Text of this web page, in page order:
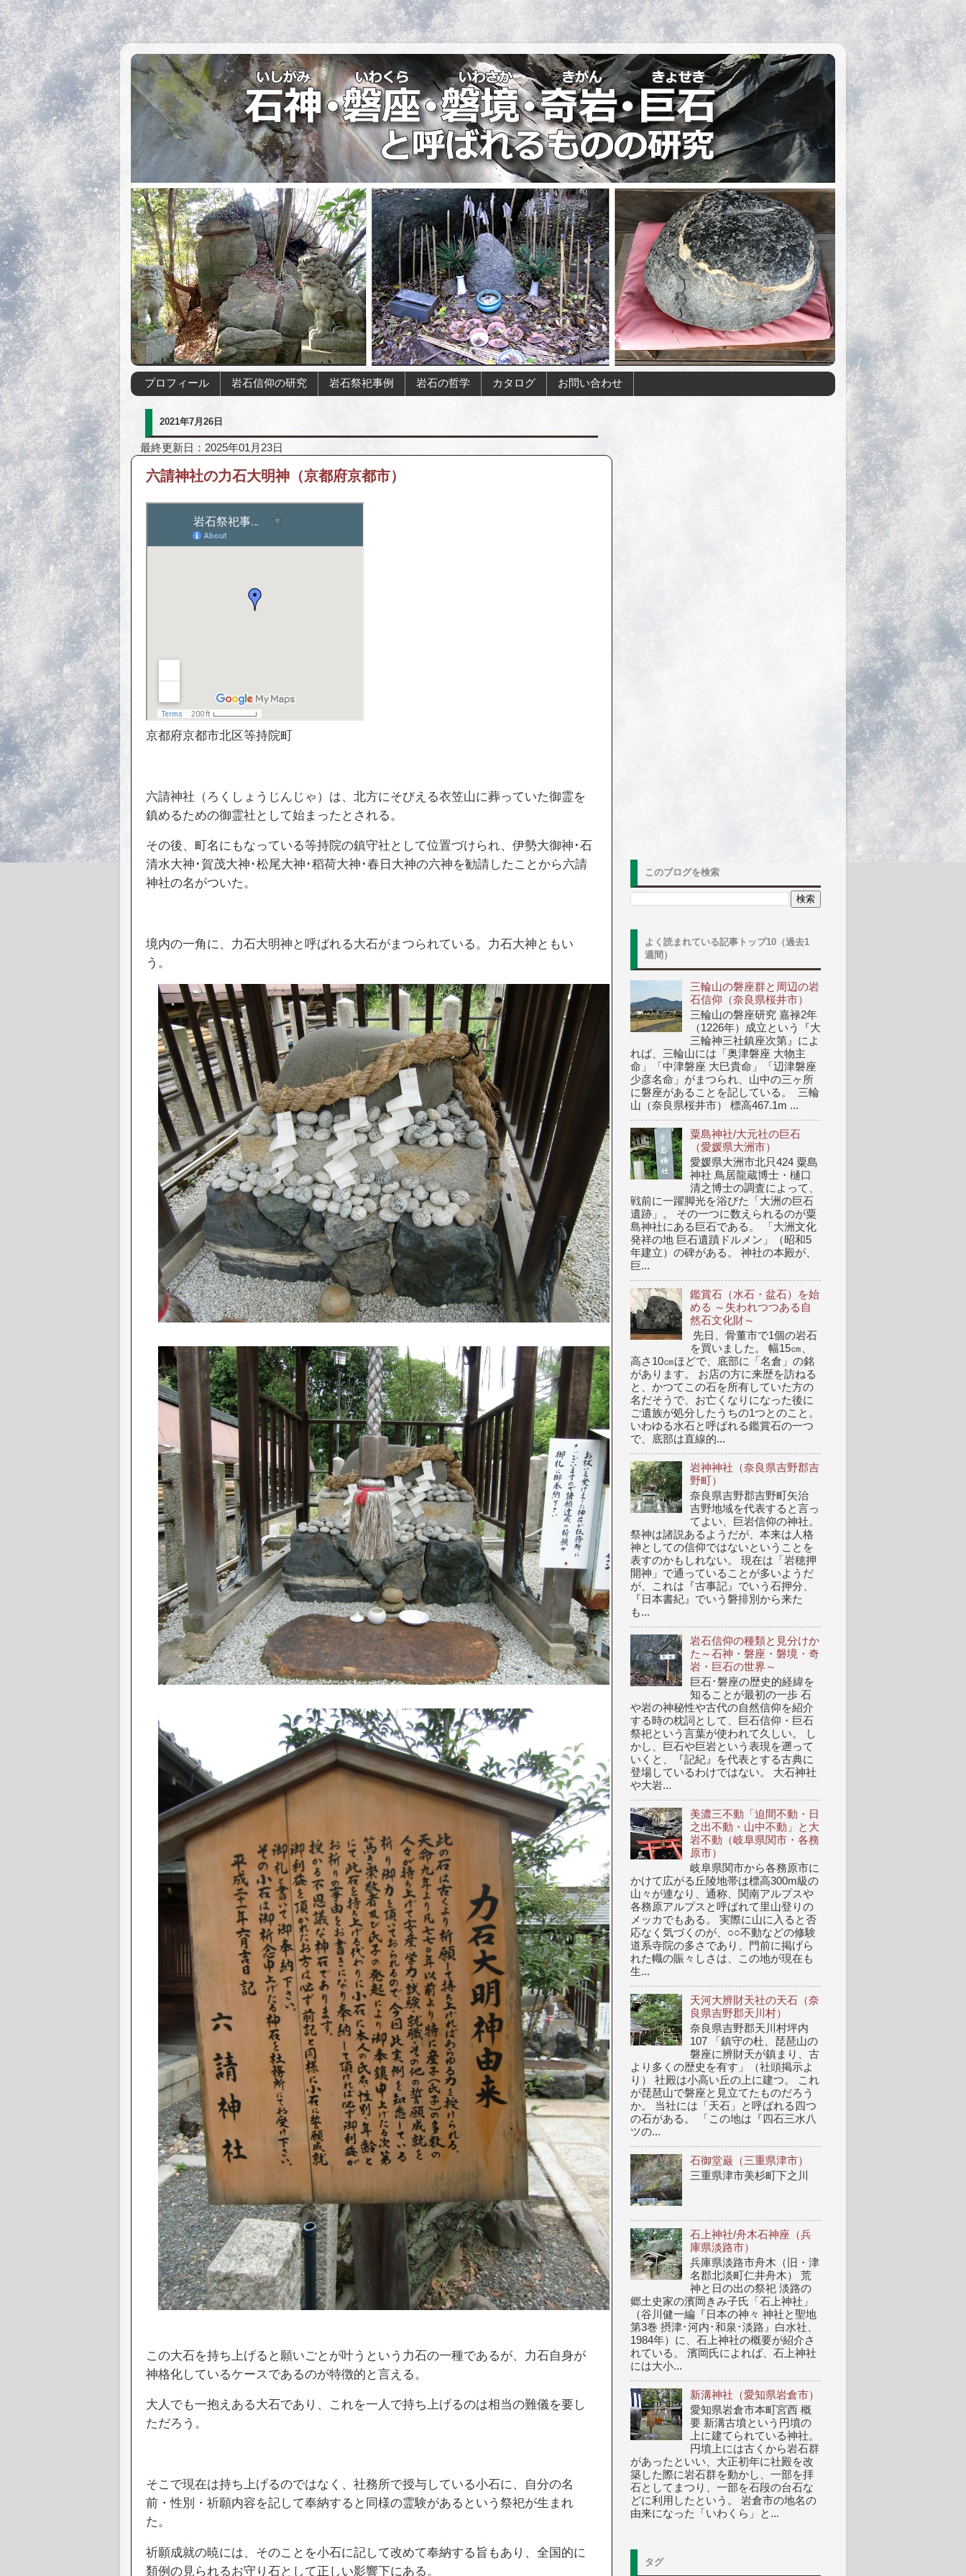
プロフィール 岩石信仰の研究 岩石祭祀事例 岩石の哲学 カタログ お問い合わせ
2021年7月26日
最終更新日：2025年01月23日
六請神社の力石大明神（京都府京都市）
京都府京都市北区等持院町
六請神社（ろくしょうじんじゃ）は、北方にそびえる衣笠山に葬っていた御霊を
鎮めるための御霊社として始まったとされる。
その後、町名にもなっている等持院の鎮守社として位置づけられ、伊勢大御神･石
清水大神･賀茂大神･松尾大神･稻荷大神･春日大神の六神を勧請したことから六請
神社の名がついた。
境内の一角に、力石大明神と呼ばれる大石がまつられている。力石大神ともい
う。
この大石を持ち上げると願いごとが叶うという力石の一種であるが、力石自身が
神格化しているケースであるのが特徴的と言える。
大人でも一抱えある大石であり、これを一人で持ち上げるのは相当の難儀を要し
ただろう。
そこで現在は持ち上げるのではなく、社務所で授与している小石に、自分の名
前・性別・祈願内容を記して奉納すると同様の霊験があるという祭祀が生まれ
た。
祈願成就の暁には、そのことを小石に記して改めて奉納する旨もあり、全国的に
類例の見られるお守り石として正しい影響下にある。
このブログを検索
よく読まれている記事トップ10（過去1
週間）
三輪山の磐座群と周辺の岩
石信仰（奈良県桜井市）
三輪山の磐座研究 嘉禄2年
（1226年）成立という『大
三輪神三社鎮座次第』によ
れば、三輪山には「奥津磐座 大物主
命」「中津磐座 大巳貴命」「辺津磐座
少彦名命」がまつられ、山中の三ヶ所
に磐座があることを記している。 三輪
山（奈良県桜井市） 標高467.1m ...
粟島神社/大元社の巨石
（愛媛県大洲市）
愛媛県大洲市北只424 粟島
神社 鳥居龍蔵博士・樋口
清之博士の調査によって、
戦前に一躍脚光を浴びた「大洲の巨石
遺跡」。 その一つに数えられるのが粟
島神社にある巨石である。 「大洲文化
発祥の地 巨石遺蹟ドルメン」（昭和5
年建立）の碑がある。 神社の本殿が、
巨...
鑑賞石（水石・盆石）を始
める ～失われつつある自
然石文化財～
先日、骨董市で1個の岩石
を買いました。 幅15㎝、
高さ10㎝ほどで、底部に「名倉」の銘
があります。 お店の方に来歴を訪ねる
と、かつてこの石を所有していた方の
名だそうで、お亡くなりになった後に
ご遺族が処分したうちの1つとのこと。
いわゆる水石と呼ばれる鑑賞石の一つ
で、底部は直線的...
岩神神社（奈良県吉野郡吉
野町）
奈良県吉野郡吉野町矢治
吉野地域を代表すると言っ
てよい、巨岩信仰の神社。
祭神は諸説あるようだが、本来は人格
神としての信仰ではないということを
表すのかもしれない。 現在は「岩穂押
開神」で通っていることが多いようだ
が、これは『古事記』でいう石押分、
『日本書紀』でいう磐排別から来た
も...
岩石信仰の種類と見分けか
た～石神・磐座・磐境・奇
岩・巨石の世界～
巨石･磐座の歴史的経緯を
知ることが最初の一歩 石
や岩の神秘性や古代の自然信仰を紹介
する時の枕詞として、巨石信仰・巨石
祭祀という言葉が使われて久しい。 し
かし、巨石や巨岩という表現を遡って
いくと、『記紀』を代表とする古典に
登場しているわけではない。 大石神社
や大岩...
美濃三不動「迫間不動・日
之出不動・山中不動」と大
岩不動（岐阜県関市・各務
原市）
岐阜県関市から各務原市に
かけて広がる丘陵地帯は標高300m級の
山々が連なり、通称、関南アルプスや
各務原アルプスと呼ばれて里山登りの
メッカでもある。 実際に山に入ると否
応なく気づくのが、○○不動などの修験
道系寺院の多さであり、門前に掲げら
れた幟の賑々しさは、この地が現在も
生...
天河大辨財天社の天石（奈
良県吉野郡天川村）
奈良県吉野郡天川村坪内
107 「鎮守の杜、琵琶山の
磐座に辨財天が鎮まり、古
より多くの歴史を有す」（社頭掲示よ
り） 社殿は小高い丘の上に建つ。 これ
が琵琶山で磐座と見立てたものだろう
か。 当社には「天石」と呼ばれる四つ
の石がある。 「この地は『四石三水八
ツの...
石御堂巌（三重県津市）
三重県津市美杉町下之川
石上神社/舟木石神座（兵
庫県淡路市）
兵庫県淡路市舟木（旧・津
名郡北淡町仁井舟木） 荒
神と日の出の祭祀 淡路の
郷土史家の濱岡きみ子氏「石上神社」
（谷川健一編『日本の神々 神社と聖地
第3巻 摂津･河内･和泉･淡路』白水社、
1984年）に、石上神社の概要が紹介さ
れている。 濱岡氏によれば、石上神社
には大小...
新溝神社（愛知県岩倉市）
愛知県岩倉市本町宮西 概
要 新溝古墳という円墳の
上に建てられている神社。
円墳上には古くから岩石群
があったといい、大正初年に社殿を改
築した際に岩石群を動かし、一部を拝
石としてまつり、一部を石段の台石な
どに利用したという。 岩倉市の地名の
由来になった「いわくら」と...
タグ